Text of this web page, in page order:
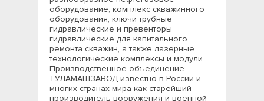
оборудование, комплекс скважинного
оборудования, ключи трубные
гидравлические и превенторы
гидравлические для капитального
ремонта скважин, а также лазерные
технологические комплексы и модули.
Производственное объединение
ТУЛАМАШЗАВОД известно в России и
многих странах мира как старейший
производитель вооружения и военной